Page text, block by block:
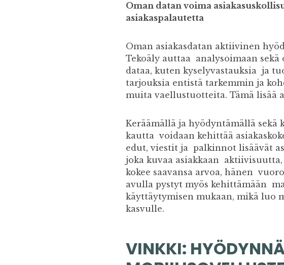
Oman datan voima
asiakaspalautetta
Oman asiakasdatan aktiivinen
Tekoäly auttaa analysoimaan
dataa, kuten kyselyvastauksia ja
tarjouksia entistä tarkemmin ja
muita vaellustuotteita. Tämä lisää
Keräämällä ja hyödyntämällä
kautta voidaan kehittää
edut, viestit ja palkinnot lisäävät
joka kuvaa asiakkaan
kokee saavansa arvoa, hänen
avulla pystyt myös kehittämään
käyttäytymisen mukaan, mikä luo
kasvulle.
VINKKI: